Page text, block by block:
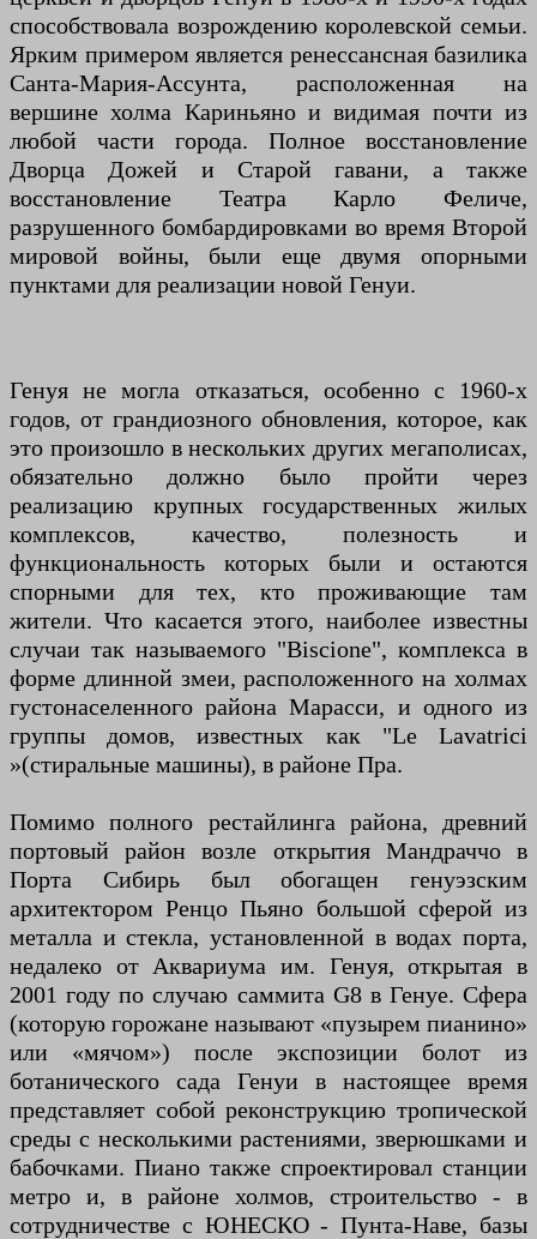
способствовала возрождению королевской семьи.
Ярким примером является ренессансная базилика
Санта-Мария-Ассунта, расположенная на
вершине холма Кариньяно и видимая почти из
любой части города. Полное восстановление
Дворца Дожей и Старой гавани, а также
восстановление Театра Карло Феличе,
разрушенного бомбардировками во время Второй
мировой войны, были еще двумя опорными
пунктами для реализации новой Генуи.
Генуя не могла отказаться, особенно с 1960-х
годов, от грандиозного обновления, которое, как
это произошло в нескольких других мегаполисах,
обязательно должно было пройти через
реализацию крупных государственных жилых
комплексов, качество, полезность и
функциональность которых были и остаются
спорными для тех, кто проживающие там
жители. Что касается этого, наиболее известны
случаи так называемого "Biscione", комплекса в
форме длинной змеи, расположенного на холмах
густонаселенного района Марасси, и одного из
группы домов, известных как "Le Lavatrici
»(стиральные машины), в районе Пра.
Помимо полного рестайлинга района, древний
портовый район возле открытия Мандраччо в
Порта Сибирь был обогащен генуэзским
архитектором Ренцо Пьяно большой сферой из
металла и стекла, установленной в водах порта,
недалеко от Аквариума им. Генуя, открытая в
2001 году по случаю саммита G8 в Генуе. Сфера
(которую горожане называют «пузырем пианино»
или «мячом») после экспозиции болот из
ботанического сада Генуи в настоящее время
представляет собой реконструкцию тропической
среды с несколькими растениями, зверюшками и
бабочками. Пиано также спроектировал станции
метро и, в районе холмов, строительство - в
сотрудничестве с ЮНЕСКО - Пунта-Наве, базы